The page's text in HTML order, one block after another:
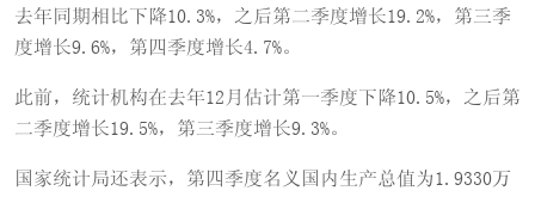
去年同期相比下降10.3%，之后第二季度增长19.2%，第三季
度增长9.6%，第四季度增长4.7%。
此前，统计机构在去年12月估计第一季度下降10.5%，之后第
二季度增长19.5%，第三季度增长9.3%。
国家统计局还表示，第四季度名义国内生产总值为1.9330万